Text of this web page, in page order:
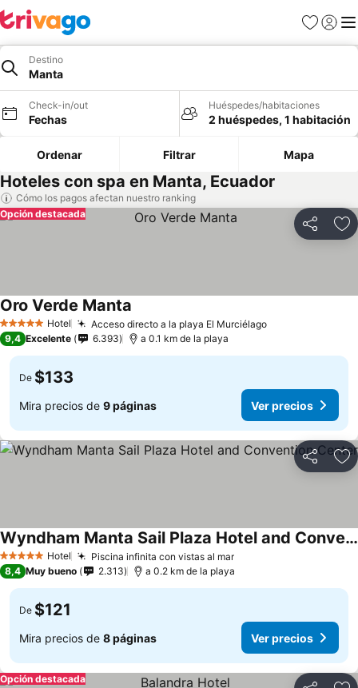
Favoritos
Iniciar
Destino
Manta
Check-in/out
Fechas
Huéspedes/habitaciones
2 huéspedes, 1 habitación
Ordenar Filtrar Mapa
Hoteles con spa en Manta, Ecuador
Cómo los pagos afectan nuestro ranking
Compartir
Opción destacada
5 Estrellas Hotel Acceso directo a la playa El Murciélago
Oro Verde Manta
9,4 Excelente 6.393 a 0.1 km de la playa
De $133
Mira precios de 9 páginas Ver precios
Compartir
5 Estrellas Hotel Piscina infinita con vistas al mar
Wyndham Manta Sail Plaza Hotel and Convention Center
8,4 Muy bueno 2.313 a 0.2 km de la playa
De $121
Mira precios de 8 páginas Ver precios
Opción destacada